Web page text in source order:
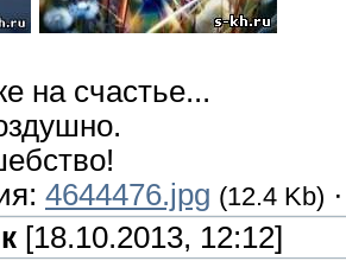
на счастье...
4644476.jpg (12.4 Kb)
[18.10.2013, 12:12]